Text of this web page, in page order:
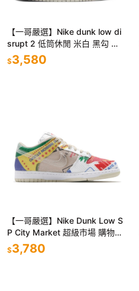
【一哥嚴選】Nike dunk low di
srupt 2 低筒休閒 米白 黑勾 男
女鞋 DH4402-101
$3,580
【一哥嚴選】Nike Dunk Low S
P City Market 超級市場 購物袋
彩色 拼接 DA6125-900
$3,780